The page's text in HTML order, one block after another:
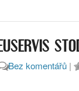
Bez komentářů |